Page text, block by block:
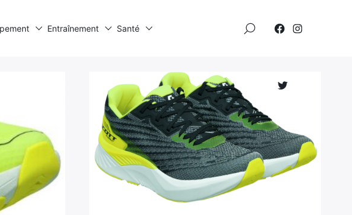
Entraînement Santé
Élément
menu